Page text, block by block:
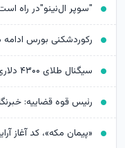
"سوپر ال‌نینو"در راه
«پیمان مکه»، کد آغاز